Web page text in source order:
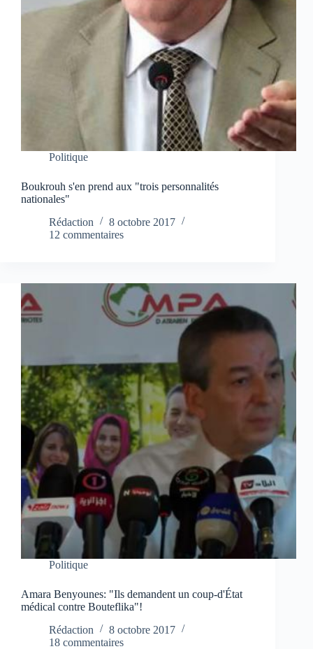
Politique
Boukrouh s'en prend aux "trois personnalités
nationales"
Rédaction
8 octobre 2017
12 commentaires
Politique
Amara Benyounes: "Ils demandent un coup-d'État
médical contre Bouteflika"!
Rédaction
8 octobre 2017
18 commentaires